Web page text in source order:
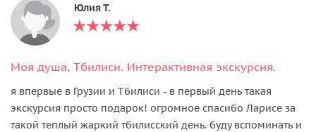
Юлия Т.
Моя душа, Тбилиси. Интерактивная экскурсия.
я впервые в Грузии и Тбилиси - в первый день такая
экскурсия просто подарок! огромное спасибо Ларисе за
такой теплый жаркий тбилисский день. буду вспоминать и